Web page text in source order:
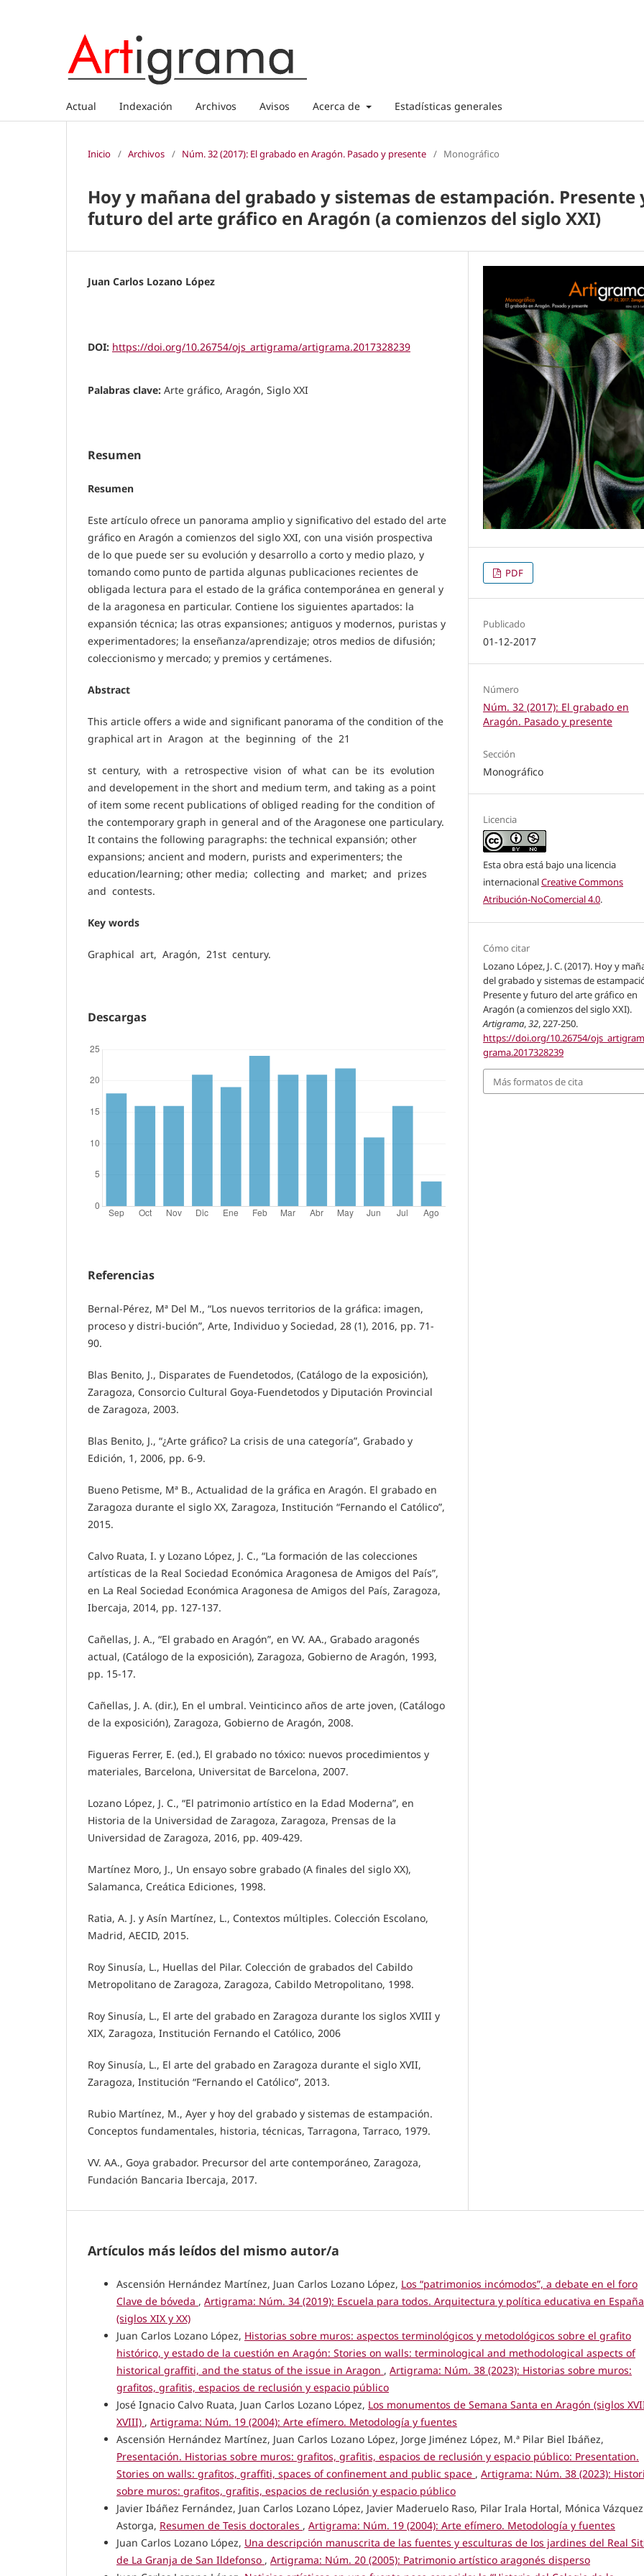
Actual Indexación Archivos Avisos Acerca de Estadísticas generales
Inicio / Archivos / Núm. 32 (2017): El grabado en Aragón. Pasado y presente / Monográfico
Hoy y mañana del grabado y sistemas de estampación. Presente
futuro del arte gráfico en Aragón (a comienzos del siglo XXI)
Juan Carlos Lozano López
DOI: https://doi.org/10.26754/ojs_artigrama/artigrama.2017328239
Palabras clave: Arte gráfico, Aragón, Siglo XXI
Resumen
Resumen
Este artículo ofrece un panorama amplio y significativo del estado del arte
gráfico en Aragón a comienzos del siglo XXI, con una visión prospectiva
de lo que puede ser su evolución y desarrollo a corto y medio plazo, y
tomando como punto de partida algunas publicaciones recientes de
obligada lectura para el estado de la gráfica contemporánea en general y
de la aragonesa en particular. Contiene los siguientes apartados: la
expansión técnica; las otras expansiones; antiguos y modernos, puristas y
experimentadores; la enseñanza/aprendizaje; otros medios de difusión;
coleccionismo y mercado; y premios y certámenes.
Abstract
This article offers a wide and significant panorama of the condition of the
graphical art in Aragon at the beginning of the 21
st century, with a retrospective vision of what can be its evolution
and developement in the short and medium term, and taking as a point
of item some recent publications of obliged reading for the condition of
the contemporary graph in general and of the Aragonese one particulary.
It contains the following paragraphs: the technical expansión; other
expansions; ancient and modern, purists and experimenters; the
education/learning; other media; collecting and market; and prizes
and contests.
Key words
Graphical art, Aragón, 21st century.
Descargas
Referencias
Bernal-Pérez, Mª Del M., “Los nuevos territorios de la gráfica: imagen,
proceso y distri-bución”, Arte, Individuo y Sociedad, 28 (1), 2016, pp. 71-
90.
Blas Benito, J., Disparates de Fuendetodos, (Catálogo de la exposición),
Zaragoza, Consorcio Cultural Goya-Fuendetodos y Diputación Provincial
de Zaragoza, 2003.
Blas Benito, J., “¿Arte gráfico? La crisis de una categoría”, Grabado y
Edición, 1, 2006, pp. 6-9.
Bueno Petisme, Mª B., Actualidad de la gráfica en Aragón. El grabado en
Zaragoza durante el siglo XX, Zaragoza, Institución “Fernando el Católico”,
2015.
Calvo Ruata, I. y Lozano López, J. C., “La formación de las colecciones
artísticas de la Real Sociedad Económica Aragonesa de Amigos del País”,
en La Real Sociedad Económica Aragonesa de Amigos del País, Zaragoza,
Ibercaja, 2014, pp. 127-137.
Cañellas, J. A., “El grabado en Aragón”, en VV. AA., Grabado aragonés
actual, (Catálogo de la exposición), Zaragoza, Gobierno de Aragón, 1993,
pp. 15-17.
Cañellas, J. A. (dir.), En el umbral. Veinticinco años de arte joven, (Catálogo
de la exposición), Zaragoza, Gobierno de Aragón, 2008.
Figueras Ferrer, E. (ed.), El grabado no tóxico: nuevos procedimientos y
materiales, Barcelona, Universitat de Barcelona, 2007.
Lozano López, J. C., “El patrimonio artístico en la Edad Moderna”, en
Historia de la Universidad de Zaragoza, Zaragoza, Prensas de la
Universidad de Zaragoza, 2016, pp. 409-429.
Martínez Moro, J., Un ensayo sobre grabado (A finales del siglo XX),
Salamanca, Creática Ediciones, 1998.
Ratia, A. J. y Asín Martínez, L., Contextos múltiples. Colección Escolano,
Madrid, AECID, 2015.
Roy Sinusía, L., Huellas del Pilar. Colección de grabados del Cabildo
Metropolitano de Zaragoza, Zaragoza, Cabildo Metropolitano, 1998.
Roy Sinusía, L., El arte del grabado en Zaragoza durante los siglos XVIII y
XIX, Zaragoza, Institución Fernando el Católico, 2006
Roy Sinusía, L., El arte del grabado en Zaragoza durante el siglo XVII,
Zaragoza, Institución “Fernando el Católico”, 2013.
Rubio Martínez, M., Ayer y hoy del grabado y sistemas de estampación.
Conceptos fundamentales, historia, técnicas, Tarragona, Tarraco, 1979.
VV. AA., Goya grabador. Precursor del arte contemporáneo, Zaragoza,
Fundación Bancaria Ibercaja, 2017.
PDF
Publicado
01-12-2017
Número
Núm. 32 (2017): El grabado en
Aragón. Pasado y presente
Sección
Monográfico
Licencia
Esta obra está bajo una licencia
internacionalCreative Commons
Atribución-NoComercial 4.0.
Cómo citar
Lozano López, J. C. (2017). Hoy y
del grabado y sistemas de
Presente y futuro del arte gráfico en
Aragón (a comienzos del siglo XXI).
Artigrama,32, 227-250.
https://doi.org/10.26754/
grama.2017328239
Más formatos de cita
Artículos más leídos del mismo autor/a
Ascensión Hernández Martínez, Juan Carlos Lozano López, Los “patrimonios incómodos”, a debate en el foro
Clave de bóveda , Artigrama: Núm. 34 (2019): Escuela para todos. Arquitectura y política educativa en España
(siglos XIX y XX)
Juan Carlos Lozano López, Historias sobre muros: aspectos terminológicos y metodológicos sobre el grafito
histórico, y estado de la cuestión en Aragón: Stories on walls: terminological and methodological aspects of
historical graffiti, and the status of the issue in Aragon , Artigrama: Núm. 38 (2023): Historias sobre muros:
grafitos, grafitis, espacios de reclusión y espacio público
José Ignacio Calvo Ruata, Juan Carlos Lozano López, Los monumentos de Semana Santa en Aragón (siglos
XVIII) , Artigrama: Núm. 19 (2004): Arte efímero. Metodología y fuentes
Ascensión Hernández Martínez, Juan Carlos Lozano López, Jorge Jiménez López, M.ª Pilar Biel Ibáñez,
Presentación. Historias sobre muros: grafitos, grafitis, espacios de reclusión y espacio público: Presentation.
Stories on walls: grafitos, graffiti, spaces of confinement and public space , Artigrama: Núm. 38 (2023):
sobre muros: grafitos, grafitis, espacios de reclusión y espacio público
Javier Ibáñez Fernández, Juan Carlos Lozano López, Javier Maderuelo Raso, Pilar Irala Hortal, Mónica Vázquez
Astorga, Resumen de Tesis doctorales , Artigrama: Núm. 19 (2004): Arte efímero. Metodología y fuentes
Juan Carlos Lozano López, Una descripción manuscrita de las fuentes y esculturas de los jardines del Real
de La Granja de San Ildefonso , Artigrama: Núm. 20 (2005): Patrimonio artístico aragonés disperso